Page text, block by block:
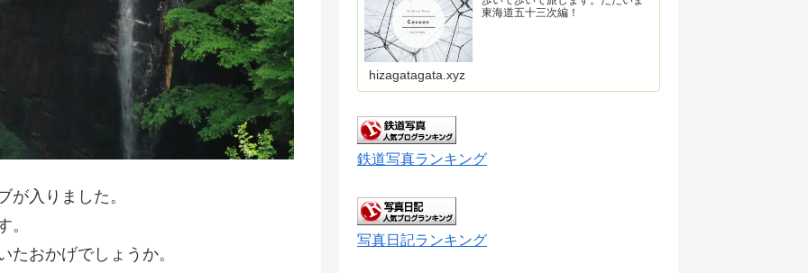
が入りました。
。
たおかげでしょうか。
東海道五十三次編！
hizagatagata.xyz
鉄道写真ランキング
写真日記ランキング